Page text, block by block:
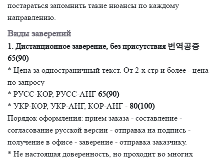
постараться запомнить такие нюансы по каждому
направлению.
Виды заверений
1. Дистанционное заверение, без присутствия 번역공증
65(90)
* Цена за одностраничный текст. От 2-х стр и более - цена
по запросу
* РУСС-КОР, РУСС-АНГ 65(90)
* УКР-КОР, УКР-АНГ, КОР-АНГ - 80(100)
Порядок оформления: прием заказа - составление -
согласование русской версии - отправка на подпись -
получение в офисе - заверение - отправка заказчику.
* Не настоящая доверенность, но проходит во многих